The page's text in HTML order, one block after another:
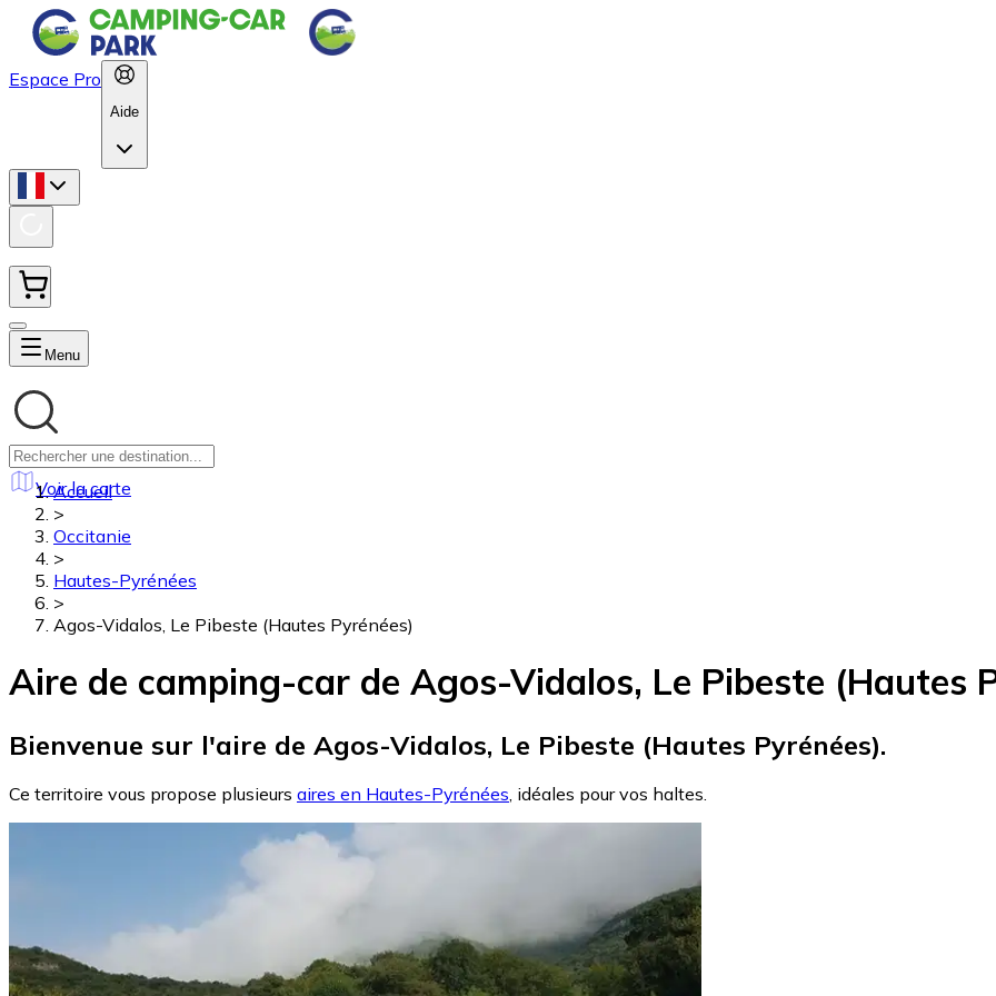
Espace Pro
Aide
Menu
Voir la carte
Accueil
>
Occitanie
>
Hautes-Pyrénées
>
Agos-Vidalos, Le Pibeste (Hautes Pyrénées)
Aire de camping-car de Agos-Vidalos, Le Pibeste (Hautes
Bienvenue sur l'aire de Agos-Vidalos, Le Pibeste (Hautes Pyrénées).
Ce territoire vous propose plusieurs aires en Hautes-Pyrénées, idéales pour vos haltes.